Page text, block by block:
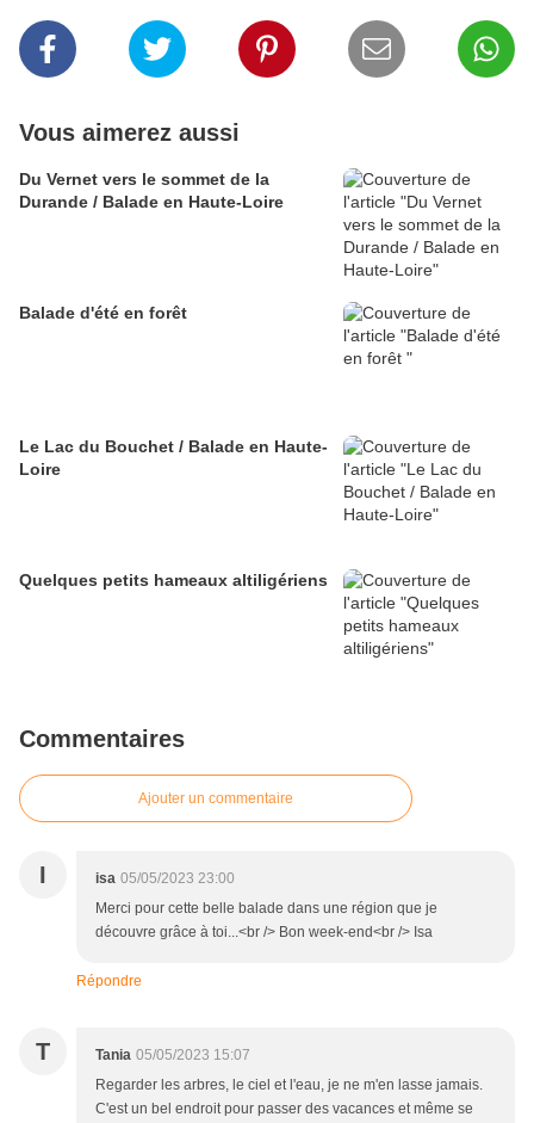
Vous aimerez aussi
Du Vernet vers le sommet de la
Durande / Balade en Haute-Loire
Balade d'été en forêt
Le Lac du Bouchet / Balade en Haute-
Loire
Quelques petits hameaux altiligériens
Commentaires
Ajouter un commentaire
I isa 05/05/2023 23:00
Merci pour cette belle balade dans une région que je
découvre grâce à toi...<br /> Bon week-end<br /> Isa
Répondre
T Tania 05/05/2023 15:07
Regarder les arbres, le ciel et l'eau, je ne m'en lasse jamais.
C'est un bel endroit pour passer des vacances et même se